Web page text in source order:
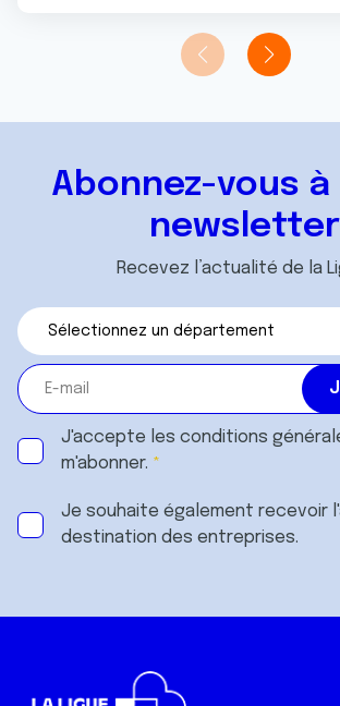
Abonnez-vous
newsletter
Recevez l’actualité de la
J'accepte les conditions
m'abonner.
Je souhaite également recevoir
destination des entreprises.